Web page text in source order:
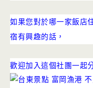
如果您對於哪一家飯店
宿有興趣的話，
歡迎加入這個社團一起